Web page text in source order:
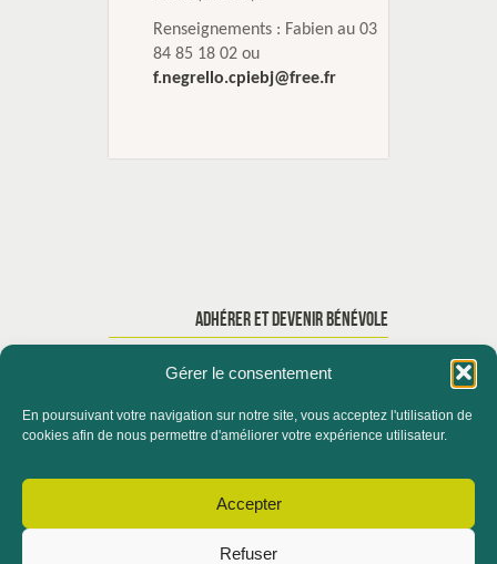
Gérer le consentement
En poursuivant votre navigation sur notre site, vous acceptez l'utilisation de
cookies afin de nous permettre d'améliorer votre expérience utilisateur.
Accepter
Refuser
Renseignements : Fabien au 03
84 85 18 02 ou
f.negrello.cpiebj@free.fr
ADHÉRER ET DEVENIR BÉNÉVOLE
ACCUEIL
QUI SOMMES-NOUS ?
CONTACTER LE SERVICE FORMATION